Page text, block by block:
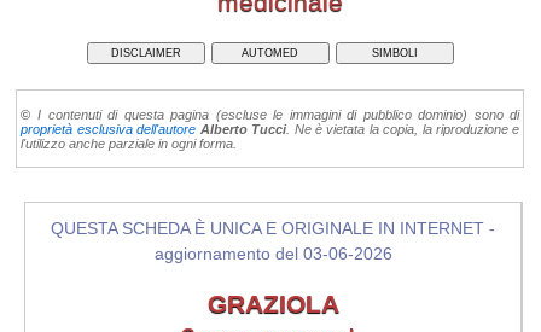
DISCLAIMER AUTOMED SIMBOLI
© I contenuti di questa pagina (escluse le immagini di pubblico dominio) sono di
proprietà esclusiva dell'autore Alberto Tucci . Ne è vietata la copia, la riproduzione e
l'utilizzo anche parziale in ogni forma.
QUESTA SCHEDA È UNICA E ORIGINALE IN INTERNET -
aggiornamento del 03-06-2026
GRAZIOLA